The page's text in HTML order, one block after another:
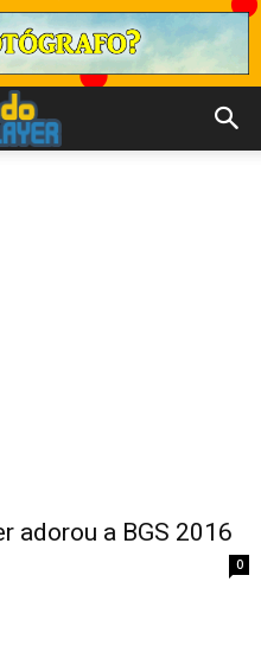
adorou a BGS 2016
0